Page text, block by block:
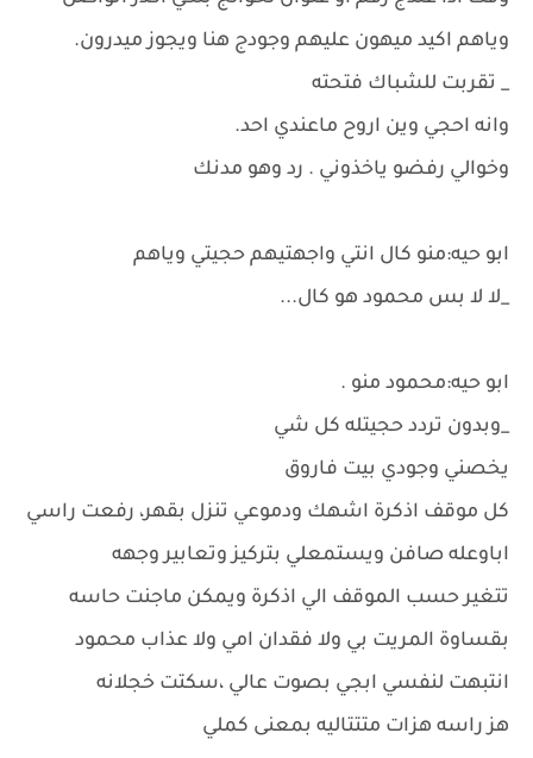
وياهم اكيد ميهون عليهم وجودج هنا ويجوز ميدرون.
_ تقربت للشباك فتحته
وانه احجي وين اروح ماعندي احد.
وخوالي رفضو ياخذوني . رد وهو مدنك
ابو حيه:منو كال انتي واجهتيهم حجيتي وياهم
_لا لا بس محمود هو كال...
ابو حيه:محمود منو .
_وبدون تردد حجيتله كل شي
يخصني وجودي بيت فاروق
كل موقف اذكرة اشهك ودموعي تنزل بقهر، رفعت راسي
اباوعله صافن ويستمعلي بتركيز وتعابير وجهه
تتغير حسب الموقف الي اذكرة ويمكن ماجنت حاسه
بقساوة المريت بي ولا فقدان امي ولا عذاب محمود
انتبهت لنفسي ابجي بصوت عالي ،سكتت خجلانه
هز راسه هزات متتتاليه بمعنى كملي